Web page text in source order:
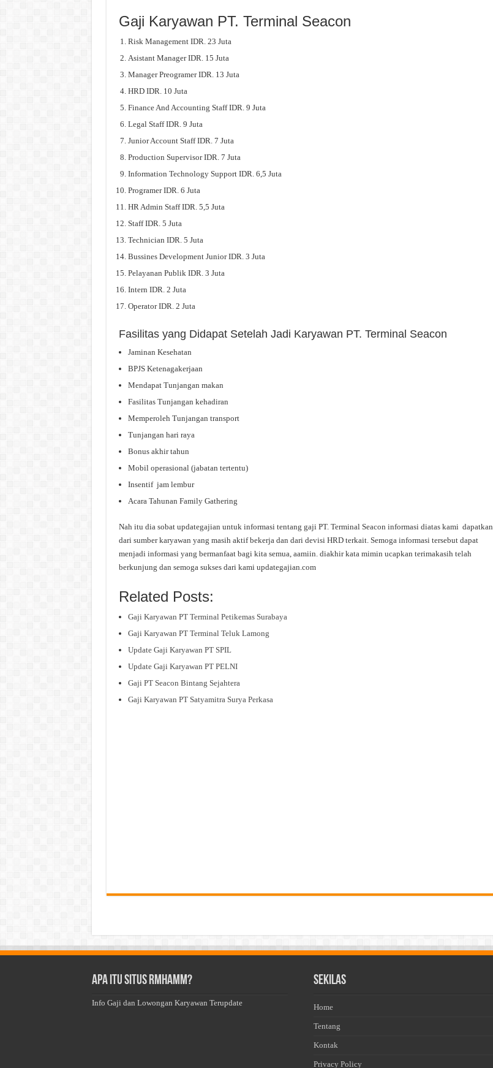
Gaji Karyawan PT. Terminal Seacon
Risk Management IDR. 23 Juta
Asistant Manager IDR. 15 Juta
Manager Preogramer IDR. 13 Juta
HRD IDR. 10 Juta
Finance And Accounting Staff IDR. 9 Juta
Legal Staff IDR. 9 Juta
Junior Account Staff IDR. 7 Juta
Production Supervisor IDR. 7 Juta
Information Technology Support IDR. 6,5 Juta
Programer IDR. 6 Juta
HR Admin Staff IDR. 5,5 Juta
Staff IDR. 5 Juta
Technician IDR. 5 Juta
Bussines Development Junior IDR. 3 Juta
Pelayanan Publik IDR. 3 Juta
Intern IDR. 2 Juta
Operator IDR. 2 Juta
Fasilitas yang Didapat Setelah Jadi Karyawan PT. Terminal Seacon
Jaminan Kesehatan
BPJS Ketenagakerjaan
Mendapat Tunjangan makan
Fasilitas Tunjangan kehadiran
Memperoleh Tunjangan transport
Tunjangan hari raya
Bonus akhir tahun
Mobil operasional (jabatan tertentu)
Insentif jam lembur
Acara Tahunan Family Gathering
Nah itu dia sobat updategajian untuk informasi tentang gaji PT. Terminal Seacon informasi diatas kami dapatkan
dari sumber karyawan yang masih aktif bekerja dan dari devisi HRD terkait. Semoga informasi tersebut dapat
menjadi informasi yang bermanfaat bagi kita semua, aamiin. diakhir kata mimin ucapkan terimakasih telah
berkunjung dan semoga sukses dari kami updategajian.com
Related Posts:
Gaji Karyawan PT Terminal Petikemas Surabaya
Gaji Karyawan PT Terminal Teluk Lamong
Update Gaji Karyawan PT SPIL
Update Gaji Karyawan PT PELNI
Gaji PT Seacon Bintang Sejahtera
Gaji Karyawan PT Satyamitra Surya Perkasa
Apa Itu Situs Rmhamm?
Info Gaji dan Lowongan Karyawan Terupdate
Sekilas
Home
Tentang
Kontak
Privacy Policy